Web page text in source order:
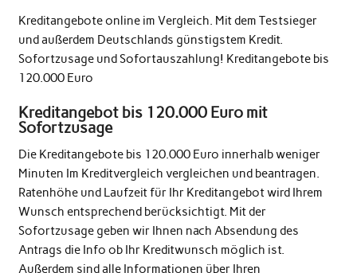
Kreditangebote online im Vergleich. Mit dem Testsieger
und außerdem Deutschlands günstigstem Kredit.
Sofortzusage und Sofortauszahlung! Kreditangebote bis
120.000 Euro
Kreditangebot bis 120.000 Euro mit
Sofortzusage
Die Kreditangebote bis 120.000 Euro innerhalb weniger
Minuten Im Kreditvergleich vergleichen und beantragen.
Ratenhöhe und Laufzeit für Ihr Kreditangebot wird Ihrem
Wunsch entsprechend berücksichtigt. Mit der
Sofortzusage geben wir Ihnen nach Absendung des
Antrags die Info ob Ihr Kreditwunsch möglich ist.
Außerdem sind alle Informationen über Ihren